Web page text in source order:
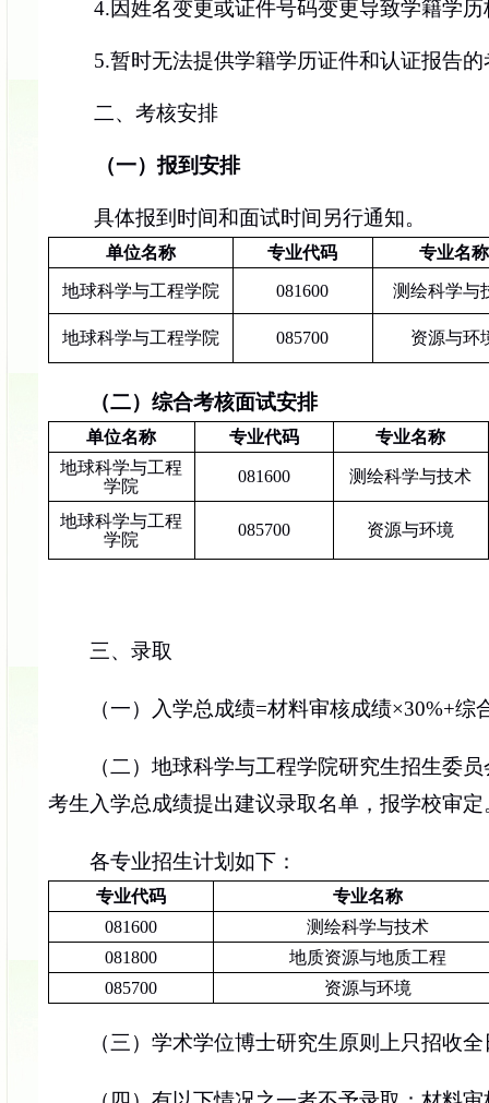
4.因姓名变更或证件号码变更导致学籍学
5.暂时无法提供学籍学历证件和认证报告
二、考核安排
（一）报到安排
具体报到时间和面试时间另行通知。
单位名称 专业代码 专业名称
地球科学与工程学院 081600 测绘科学与
地球科学与工程学院 085700 资源与环
（二） 综合考核面试安排
单位名称 专业代码
专业名称
地球科学与工程
学院
081600 测绘科学与技术
地球科学与工程
学院
085700 资源与环境
三、录取
（一）入学总成绩=材料审核成绩×30%+综
（二）地球科学与工程学院研究生招生委
考生入学总成绩提出建议录取名单，报学校审定
各专业招生计划如下：
专业代码
专业名称
081600
测绘科学与技术
081800
地质资源与地质工程
085700
资源与环境
（三）学术学位博士研究生原则上只招收